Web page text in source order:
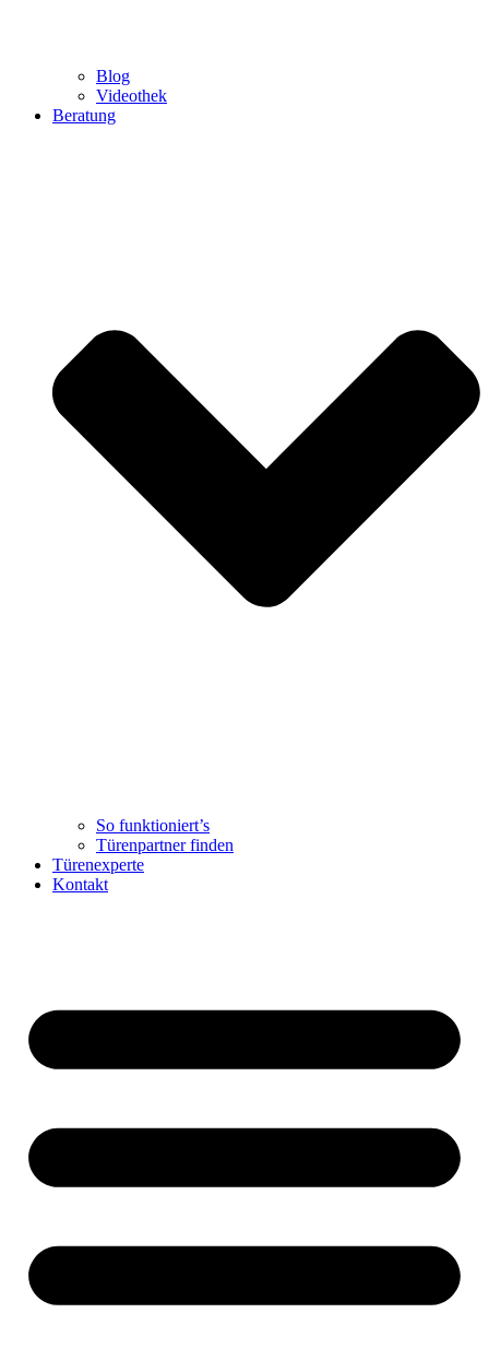
Blog
Videothek
Beratung
So funktioniert’s
Türenpartner finden
Türenexperte
Kontakt